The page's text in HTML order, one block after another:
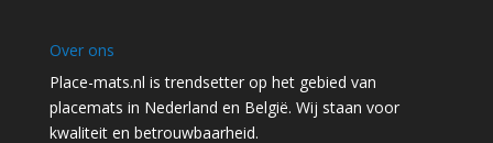
Over ons
Place-mats.nl is trendsetter op het gebied van
placemats in Nederland en België. Wij staan voor
kwaliteit en betrouwbaarheid.